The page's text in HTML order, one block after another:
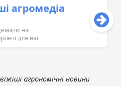
агромедіа
на
для вас
агрономічні новини